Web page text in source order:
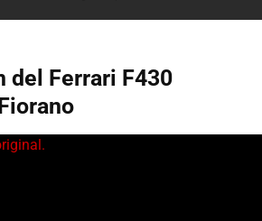
del Ferrari F430